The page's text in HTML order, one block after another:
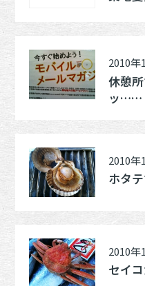
2010年
休憩
ッ……
2010年
ホタ
2010年
セイ